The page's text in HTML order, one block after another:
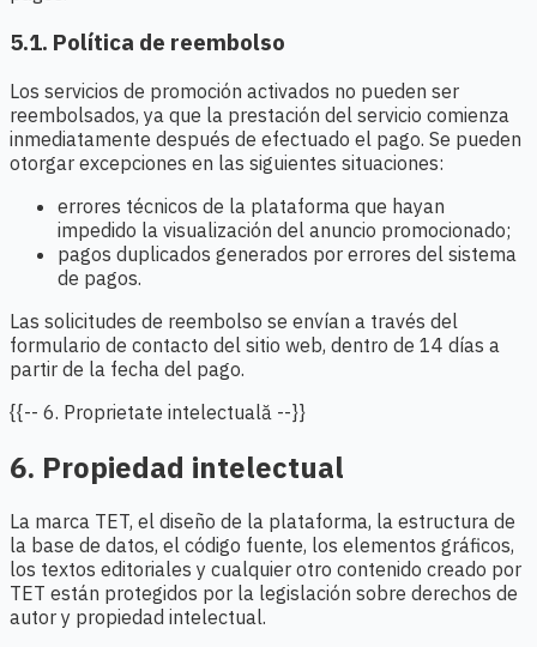
5.1. Política de reembolso
Los servicios de promoción activados no pueden ser
reembolsados, ya que la prestación del servicio comienza
inmediatamente después de efectuado el pago. Se pueden
otorgar excepciones en las siguientes situaciones:
errores técnicos de la plataforma que hayan
impedido la visualización del anuncio promocionado;
pagos duplicados generados por errores del sistema
de pagos.
Las solicitudes de reembolso se envían a través del
formulario de contacto del sitio web, dentro de 14 días a
partir de la fecha del pago.
{{-- 6. Proprietate intelectuală --}}
6. Propiedad intelectual
La marca TET, el diseño de la plataforma, la estructura de
la base de datos, el código fuente, los elementos gráficos,
los textos editoriales y cualquier otro contenido creado por
TET están protegidos por la legislación sobre derechos de
autor y propiedad intelectual.